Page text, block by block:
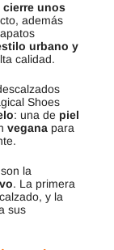
cierre unos
además
apatos
urbano y
a calidad.
Shoes
: una de piel
vegana para
la
. La primera
calzado, y la
sus